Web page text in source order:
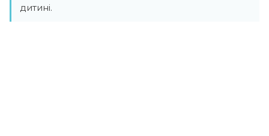
дитині.